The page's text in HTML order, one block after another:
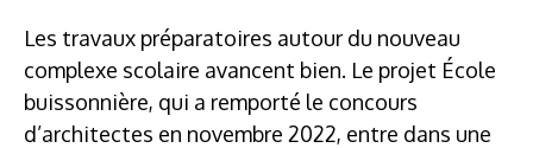
Les travaux préparatoires autour du nouveau
complexe scolaire avancent bien. Le projet École
buissonnière, qui a remporté le concours
d’architectes en novembre 2022, entre dans une